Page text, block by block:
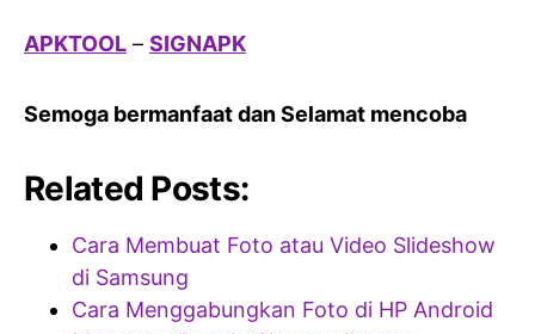
APKTOOL – SIGNAPK
Semoga bermanfaat dan Selamat mencoba
Related Posts:
Cara Membuat Foto atau Video Slideshow
di Samsung
Cara Menggabungkan Foto di HP Android